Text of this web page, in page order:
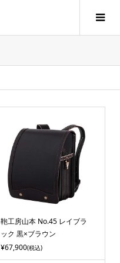
鞄工房山本 No.45 レイブラ
ック 黒×ブラウン
¥67,900(税込)